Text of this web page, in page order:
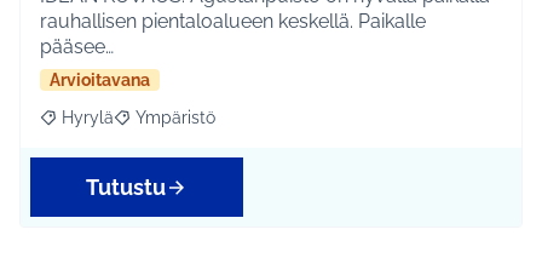
rauhallisen pientaloalueen keskellä. Paikalle
pääsee…
Arvioitavana
Rajaa tulokset aihepiirin mukaan: Hyrylä
Hyrylä Rajaa tulokset teeman mukaan: Ympäristö
Ympäristö
Tutustu